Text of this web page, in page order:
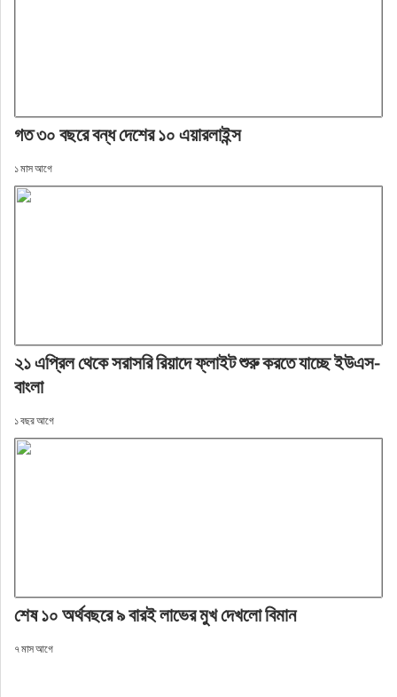
গত ৩০ বছরে বন্ধ দেশের ১০ এয়ারলাইন্স
১ মাস আগে
২১ এপ্রিল থেকে সরাসরি রিয়াদে ফ্লাইট শুরু করতে যাচ্ছে ইউএস-
বাংলা
১ বছর আগে
শেষ ১০ অর্থবছরে ৯ বারই লাভের মুখ দেখলো বিমান
৭ মাস আগে